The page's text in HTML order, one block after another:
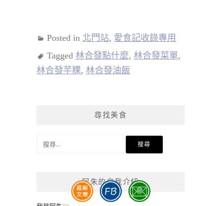
Posted in 北門站, 愛食記收錄專用
Tagged 林合發點什麼, 林合發菜單,
林合發芋粿, 林合發油飯
尋找美食
阿朱的自我介紹